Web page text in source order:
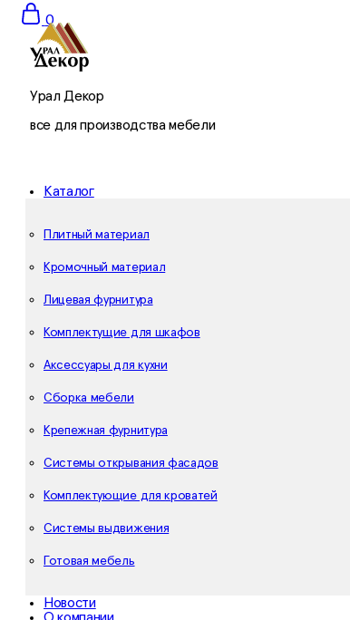
0
Урал Декор
все для производства мебели
Каталог
Плитный материал
Кромочный материал
Лицевая фурнитура
Комплектущие для шкафов
Аксессуары для кухни
Сборка мебели
Крепежная фурнитура
Системы открывания фасадов
Комплектующие для кроватей
Системы выдвижения
Готовая мебель
Новости
О компании